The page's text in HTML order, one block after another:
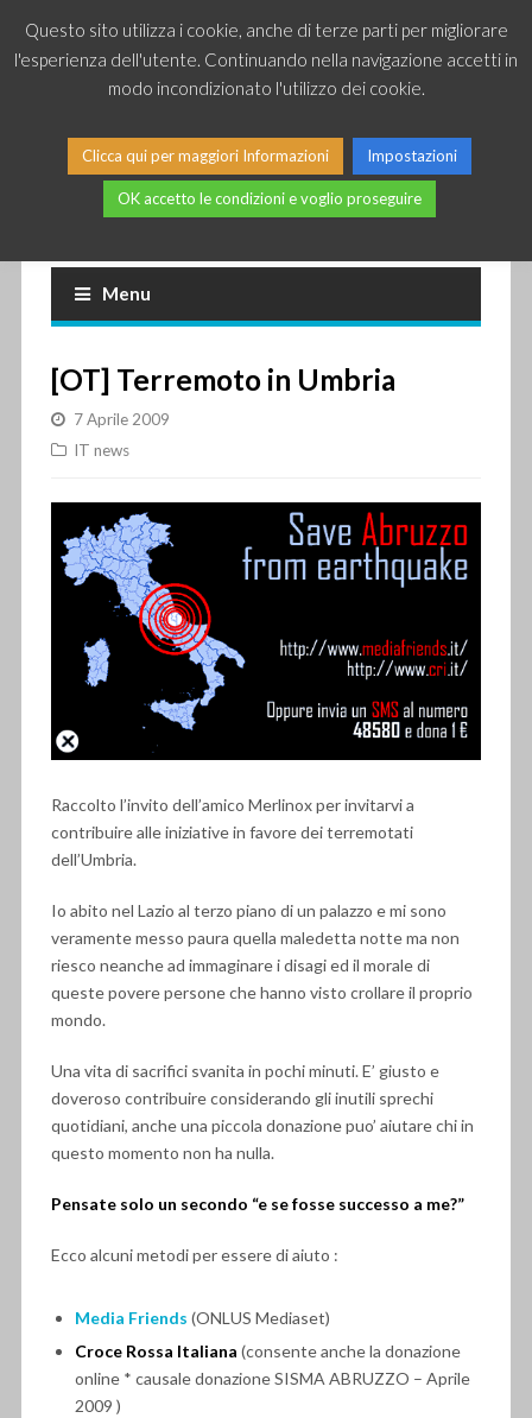
Piccole news dal mondo IT
Menu
[OT] Terremoto in Umbria
7 Aprile 2009
IT news
Raccolto l’invito dell’amico Merlinox per invitarvi a
contribuire alle iniziative in favore dei terremotati
dell’Umbria.
Io abito nel Lazio al terzo piano di un palazzo e mi sono
veramente messo paura quella maledetta notte ma non
riesco neanche ad immaginare i disagi ed il morale di
queste povere persone che hanno visto crollare il proprio
mondo.
Una vita di sacrifici svanita in pochi minuti. E’ giusto e
doveroso contribuire considerando gli inutili sprechi
quotidiani, anche una piccola donazione puo’ aiutare chi in
questo momento non ha nulla.
Pensate solo un secondo “e se fosse successo a me?”
Ecco alcuni metodi per essere di aiuto :
Media Friends (ONLUS Mediaset)
Croce Rossa Italiana (consente anche la donazione
online * causale donazione SISMA ABRUZZO – Aprile
2009 )
Questo sito utilizza i cookie, anche di terze parti per migliorare
l'esperienza dell'utente. Continuando nella navigazione accetti in
modo incondizionato l'utilizzo dei cookie.
Clicca qui per maggiori Informazioni Impostazioni
OK accetto le condizioni e voglio proseguire